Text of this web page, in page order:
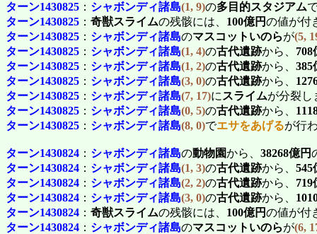
ターン1430825 ： シャボンディ諸島(1, 9)の多目的スタジアム
ターン1430825 ： 奇獣スライムの残骸には、 100億円の値が付
ターン1430825 ： シャボンディ諸島のマスコットいのらが(5,
ターン1430825 ： シャボンディ諸島(1, 4)の古代遺跡から、 708
ターン1430825 ： シャボンディ諸島(1, 2)の古代遺跡から、 385
ターン1430825 ： シャボンディ諸島(3, 0)の古代遺跡から、
ターン1430825 ： シャボンディ諸島(7, 17)に スライムが分裂し
ターン1430825 ： シャボンディ諸島(0, 5)の古代遺跡から、
ターン1430825 ： シャボンディ諸島(8, 0)でエサをあげるが行
ターン1430824 ： シャボンディ諸島の動物園から、 38268億円
ターン1430824 ： シャボンディ諸島(1, 3)の古代遺跡から、 545
ターン1430824 ： シャボンディ諸島(2, 2)の古代遺跡から、 719
ターン1430824 ： シャボンディ諸島(3, 0)の古代遺跡から、
ターン1430824 ： 奇獣スライムの残骸には、 100億円の値が付
ターン1430824 ： シャボンディ諸島のマスコットいのらが(6,